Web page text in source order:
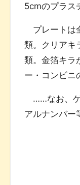
5cmのプラス
プレートは
類。クリアキ
類。金箔キラ
ー・コンビニ
……なお、ゲ
アルナンバー